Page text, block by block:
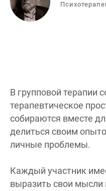
В групповой терапии
терапевтическое
собираются вместе
делиться своим
личные проблемы.
Каждый участник
выразить свои мысли